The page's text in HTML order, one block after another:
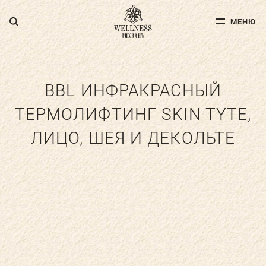
МЕНЮ
МЕНЮ
ДЛЯ ВЗРОСЛЫХ ДЛЯ ДЕТЕЙ
ФИТНЕС
СПА-УСЛУГИ
АКВА-ЗОНА
УСЛУГИ ДОКТОРОВ
BBL ИНФРАКРАСНЫЙ
ТЕРМОЛИФТИНГ SKIN TYTE,
ЛИЦО, ШЕЯ И ДЕКОЛЬТЕ